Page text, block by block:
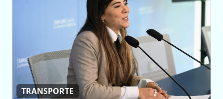
TRANSPORTE